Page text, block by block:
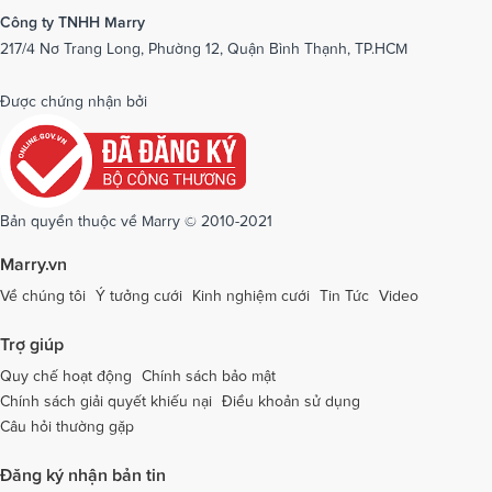
Dịch vụ cưới tại Phú Yên Dịch vụ cưới tại Phú Thọ
Dịch vụ cưới tại Quảng Bình
Dịch vụ cưới tại Quảng Ngãi
Dịch vụ cưới tại Quảng Ninh
Dịch vụ cưới tại Sóc Trăng Dịch vụ cưới tại Sơn La
Dịch vụ cưới tại Thái Bình Dịch vụ cưới tại Thanh Hóa
Dịch vụ cưới tại Thừa Thiên - Huế
Dịch vụ cưới tại An Giang Dịch vụ cưới tại Trà Vinh
Dịch vụ cưới tại Tuyên Quang Dịch vụ cưới tại Vĩnh Long
Công ty TNHH Marry
217/4 Nơ Trang Long, Phường 12, Quận Bình Thạnh, TP.HCM
Được chứng nhận bởi
Bản quyền thuộc về Marry © 2010-2021
Marry.vn
Về chúng tôi Ý tưởng cưới Kinh nghiệm cưới Tin Tức Video
Trợ giúp
Quy chế hoạt động
Chính sách bảo mật
Chính sách giải quyết khiếu nại Điều khoản sử dụng
Câu hỏi thường gặp
Đăng ký nhận bản tin